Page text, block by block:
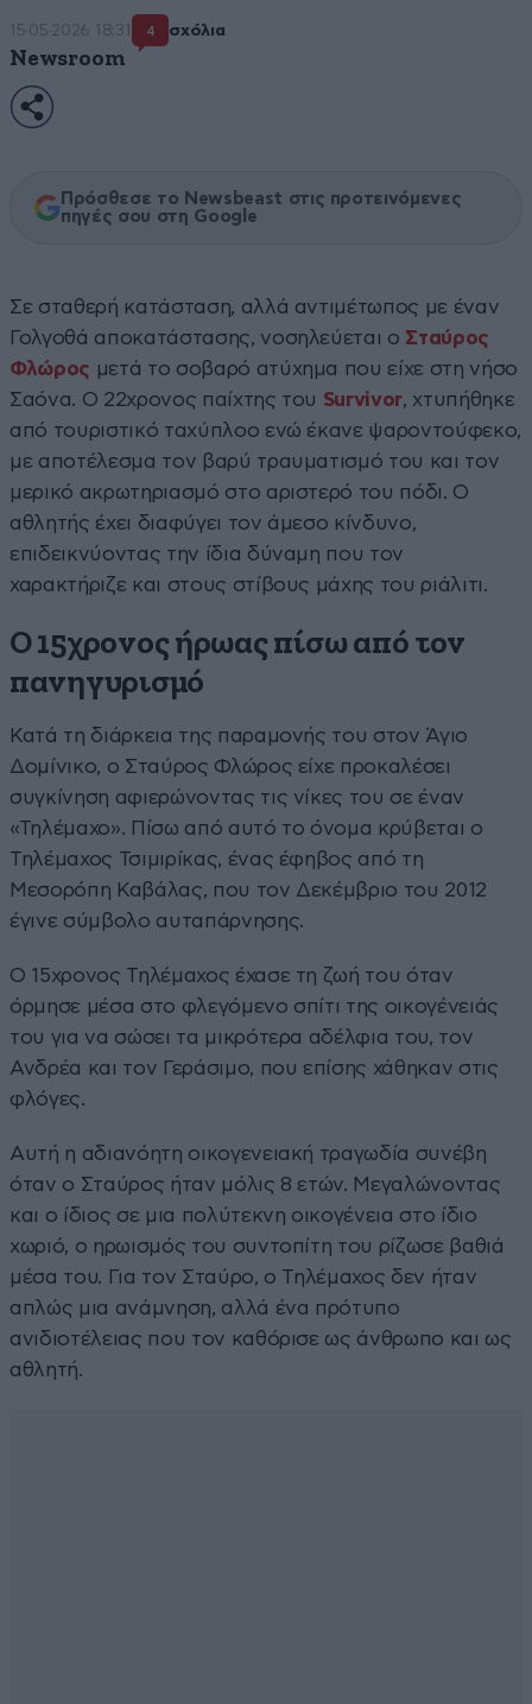
15·05·2026 18:31 4 σχόλια
Newsroom
Πρόσθεσε το Newsbeast στις προτεινόμενες
πηγές σου στη Google
Σε σταθερή κατάσταση, αλλά αντιμέτωπος με έναν
Γολγοθά αποκατάστασης, νοσηλεύεται ο Σταύρος
Φλώρος μετά το σοβαρό ατύχημα που είχε στη νήσο
Σαόνα. Ο 22χρονος παίχτης του Survivor, χτυπήθηκε
από τουριστικό ταχύπλοο ενώ έκανε ψαροντούφεκο,
με αποτέλεσμα τον βαρύ τραυματισμό του και τον
μερικό ακρωτηριασμό στο αριστερό του πόδι. Ο
αθλητής έχει διαφύγει τον άμεσο κίνδυνο,
επιδεικνύοντας την ίδια δύναμη που τον
χαρακτήριζε και στους στίβους μάχης του ριάλιτι.
Ο 15χρονος ήρωας πίσω από τον
πανηγυρισμό
Κατά τη διάρκεια της παραμονής του στον Άγιο
Δομίνικο, ο Σταύρος Φλώρος είχε προκαλέσει
συγκίνηση αφιερώνοντας τις νίκες του σε έναν
«Τηλέμαχο». Πίσω από αυτό το όνομα κρύβεται ο
Τηλέμαχος Τσιμιρίκας, ένας έφηβος από τη
Μεσορόπη Καβάλας, που τον Δεκέμβριο του 2012
έγινε σύμβολο αυταπάρνησης.
Ο 15χρονος Τηλέμαχος έχασε τη ζωή του όταν
όρμησε μέσα στο φλεγόμενο σπίτι της οικογένειάς
του για να σώσει τα μικρότερα αδέλφια του, τον
Ανδρέα και τον Γεράσιμο, που επίσης χάθηκαν στις
φλόγες.
Αυτή η αδιανόητη οικογενειακή τραγωδία συνέβη
όταν ο Σταύρος ήταν μόλις 8 ετών. Μεγαλώνοντας
και ο ίδιος σε μια πολύτεκνη οικογένεια στο ίδιο
χωριό, ο ηρωισμός του συντοπίτη του ρίζωσε βαθιά
μέσα του. Για τον Σταύρο, ο Τηλέμαχος δεν ήταν
απλώς μια ανάμνηση, αλλά ένα πρότυπο
ανιδιοτέλειας που τον καθόρισε ως άνθρωπο και ως
αθλητή.